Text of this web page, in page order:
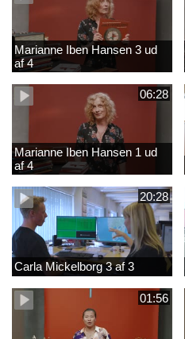
Marianne Iben Hansen 3 ud
af 4
06:28
Marianne Iben Hansen 1 ud
af 4
20:28
Carla Mickelborg 3 af 3
01:56